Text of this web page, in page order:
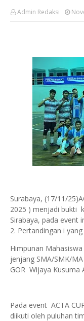
Admin Redaksi
Surabaya, (17/11/
2025 ) menjadi bukti
Sirabaya, pada event
2. Pertandingan i
Himpunan
jenjang SMA/SMK/
GOR Wijaya Kusuma
Pada event ACTA
diikuti oleh puluhan